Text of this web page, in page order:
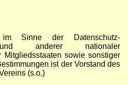
im Sinne der Datenschutz-
und anderer nationaler
Mitgliedsstaaten sowie sonstiger
ist der Vorstand des
(s.o.)